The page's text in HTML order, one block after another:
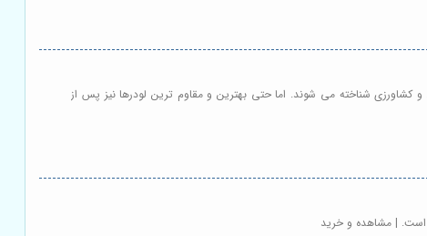
کشاورزی شناخته می شوند. اما حتی بهترین و مقاوم ترین لودرها نیز پس از
است. | مشاهده و خرید